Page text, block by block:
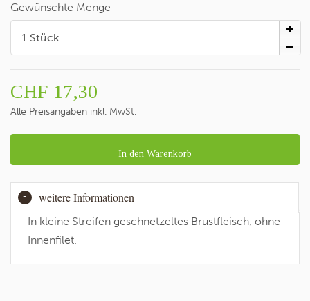
Gewünschte Menge
CHF 17,30
Alle Preisangaben inkl. MwSt.
In den Warenkorb
weitere Informationen
In kleine Streifen geschnetzeltes Brustfleisch, ohne
Innenfilet.